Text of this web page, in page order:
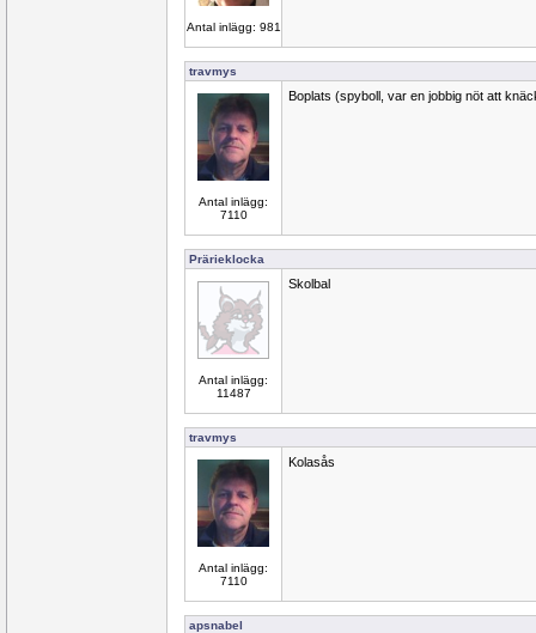
Antal inlägg: 981
travmys
Antal inlägg:
7110
Boplats (spyboll, var en jobbig nöt att
Prärieklocka
Antal inlägg:
11487
Skolbal
travmys
Antal inlägg:
7110
Kolasås
apsnabel